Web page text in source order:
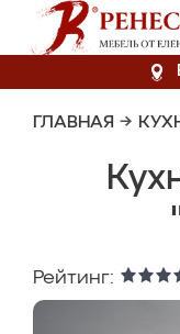
ГЛАВНАЯ →
Рейтинг: